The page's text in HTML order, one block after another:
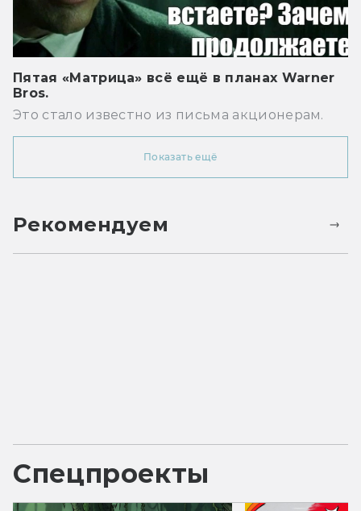
Пятая «Матрица» всё ещё в планах Warner
Bros.
Это стало известно из письма акционерам.
Показать ещё
Рекомендуем
Спецпроекты